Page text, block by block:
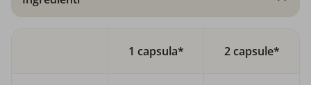
1 capsula* 2 capsule*